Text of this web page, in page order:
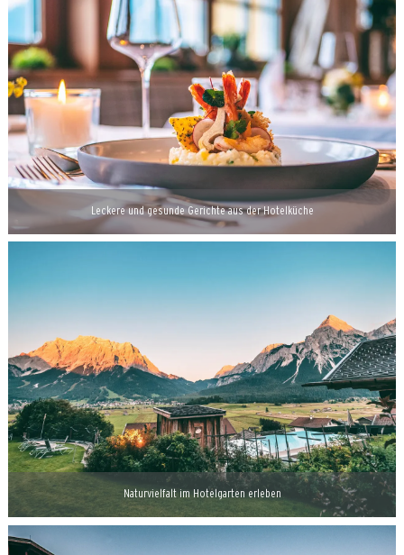
Leckere und gesunde Gerichte aus der Hotelküche
Naturvielfalt im Hotelgarten erleben